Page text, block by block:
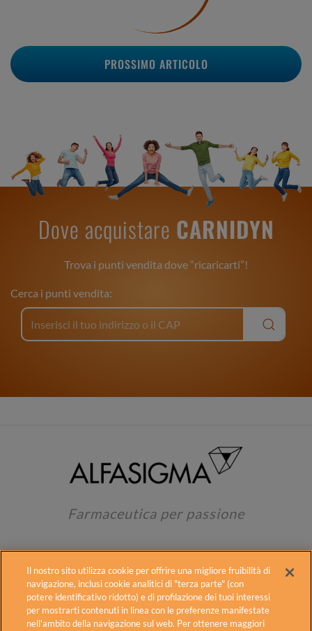
PROSSIMO ARTICOLO
Dove acquistare CARNIDYN
Trova i punti vendita dove “ricaricarti”!
Cerca i punti vendita:
Farmaceutica per passione
Alfasigma Contatti Fogli illustrativi
Il nostro sito utilizza cookie per offrire una migliore fruibilità di
navigazione, inclusi cookie analitici di "terza parte" (con
potere identificativo ridotto) e di profilazione dei tuoi interessi
per mostrarti contenuti in linea con le preferenze manifestate
nell'ambito della navigazione sul web. Per ottenere maggiori